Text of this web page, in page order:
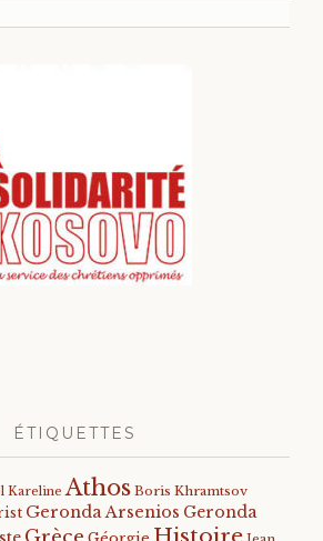
ÉTIQUETTES
Kareline Athos Boris Khramtsov
Geronda Arsenios Geronda
Histoire